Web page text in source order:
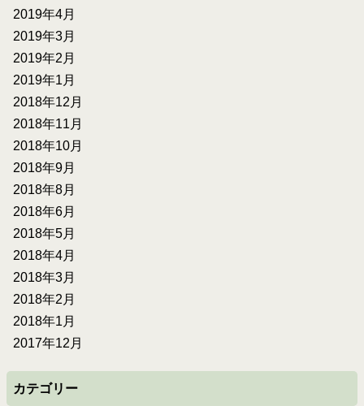
2019年4月
2019年3月
2019年2月
2019年1月
2018年12月
2018年11月
2018年10月
2018年9月
2018年8月
2018年6月
2018年5月
2018年4月
2018年3月
2018年2月
2018年1月
2017年12月
カテゴリー